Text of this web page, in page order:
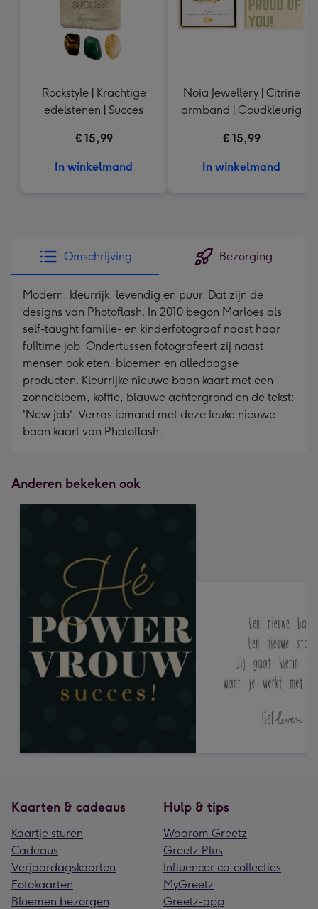
Rockstyle | Krachtige
edelstenen | Succes
€ 15,99
In winkelmand
Noia Jewellery | Citrine
armband | Goudkleurig
€ 15,99
In winkelmand
Omschrijving Bezorging
Modern, kleurrijk, levendig en puur. Dat zijn de
designs van Photoflash. In 2010 begon Marloes als
self-taught familie- en kinderfotograaf naast haar
fulltime job. Ondertussen fotografeert zij naast
mensen ook eten, bloemen en alledaagse
producten. Kleurrijke nieuwe baan kaart met een
zonnebloem, koffie, blauwe achtergrond en de tekst:
'New job'. Verras iemand met deze leuke nieuwe
baan kaart van Photoflash.
Anderen bekeken ook
Kaarten & cadeaus
Kaartje sturen
Cadeaus
Verjaardagskaarten
Fotokaarten
Bloemen bezorgen
Hulp & tips
Waarom Greetz
Greetz Plus
Influencer co-collecties
MyGreetz
Greetz-app